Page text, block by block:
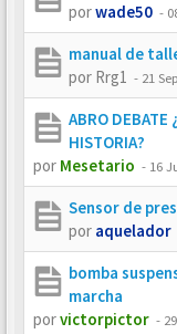
porwade50 -
manual de
por Rrg1 - 21
ABRO DEBATE
HISTORIA?
por Mesetario - 16
Sensor de
por aquelador
bomba
marcha
porvictorpictor -